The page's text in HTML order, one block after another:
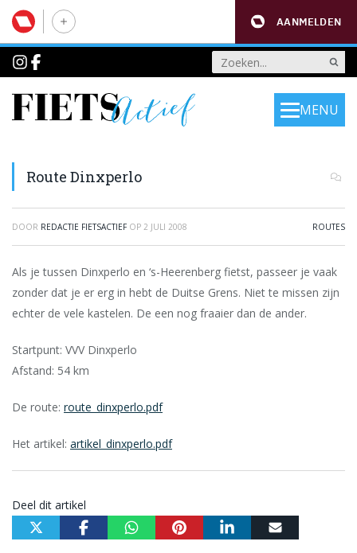
AANMELDEN
MENU
Route Dinxperlo
DOOR REDACTIE FIETSACTIEF OP 2 JULI 2008 ROUTES
Als je tussen Dinxperlo en ‘s-Heerenberg fietst, passeer je vaak
zonder dat je er erg in hebt de Duitse Grens. Niet te missen zijn
echter de vele kastelen. De een nog fraaier dan de ander.
Startpunt: VVV Dinxperlo
Afstand: 54 km
De route: route_dinxperlo.pdf
Het artikel: artikel_dinxperlo.pdf
Deel dit artikel